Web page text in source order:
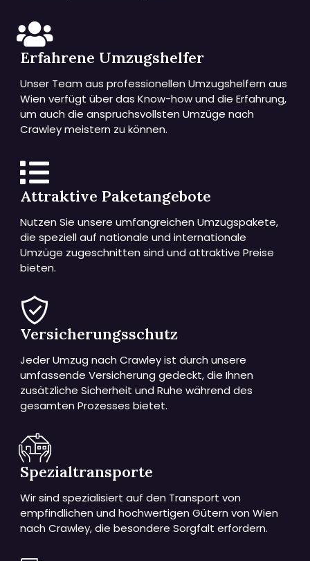
Erfahrene Umzugshelfer
Unser Team aus professionellen Umzugshelfern aus
Wien verfügt über das Know-how und die Erfahrung,
um auch die anspruchsvollsten Umzüge nach
Crawley meistern zu können.
Attraktive Paketangebote
Nutzen Sie unsere umfangreichen Umzugspakete,
die speziell auf nationale und internationale
Umzüge zugeschnitten sind und attraktive Preise
bieten.
Versicherungsschutz
Jeder Umzug nach Crawley ist durch unsere
umfassende Versicherung gedeckt, die Ihnen
zusätzliche Sicherheit und Ruhe während des
gesamten Prozesses bietet.
Spezialtransporte
Wir sind spezialisiert auf den Transport von
empfindlichen und hochwertigen Gütern von Wien
nach Crawley, die besondere Sorgfalt erfordern.